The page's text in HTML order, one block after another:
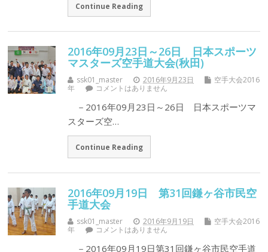
Continue Reading
2016年09月23日～26日 日本スポーツ
マスターズ空手道大会(秋田)
ssk01_master 2016年9月23日
空手大会2016
年
コメントはありません
－2016年09月23日～26日 日本スポーツマ
スターズ空…
Continue Reading
2016年09月19日 第31回鎌ヶ谷市民空
手道大会
ssk01_master 2016年9月19日
空手大会2016
年
コメントはありません
－2016年09月19日第31回鎌ヶ谷市民空手道